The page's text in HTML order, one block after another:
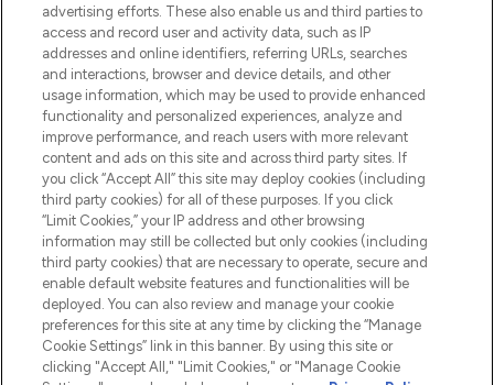
Shop online of via de app, met gratis
verzending vanaf €40.
Cookie-toestemming
Do Not Sell or Share My Personal
Information
HELP & INFORMATIE
BEDRIJFSINFORMATIE
OVER LOOKFANTASTIC
advertising efforts. These also enable us and third parties to
access and record user and activity data, such as IP
addresses and online identifiers, referring URLs, searches
and interactions, browser and device details, and other
usage information, which may be used to provide enhanced
functionality and personalized experiences, analyze and
improve performance, and reach users with more relevant
content and ads on this site and across third party sites. If
you click “Accept All” this site may deploy cookies (including
third party cookies) for all of these purposes. If you click
“Limit Cookies,” your IP address and other browsing
information may still be collected but only cookies (including
third party cookies) that are necessary to operate, secure and
enable default website features and functionalities will be
deployed. You can also review and manage your cookie
preferences for this site at any time by clicking the “Manage
Cookie Settings” link in this banner. By using this site or
clicking "Accept All," "Limit Cookies," or "Manage Cookie